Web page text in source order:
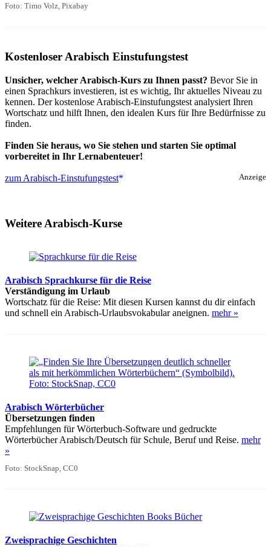
Foto: Timo Volz, Pixabay
Kostenloser Arabisch Einstufungstest
Unsicher, welcher Arabisch-Kurs zu Ihnen passt? Bevor Sie in
einen Sprachkurs investieren, ist es wichtig, Ihr aktuelles Niveau zu
kennen. Der kostenlose Arabisch-Einstufungstest analysiert Ihren
Wortschatz und hilft Ihnen, den idealen Kurs für Ihre Bedürfnisse zu
finden.
Finden Sie heraus, wo Sie stehen und starten Sie optimal
vorbereitet in Ihr Lernabenteuer!
zum Arabisch-Einstufungstest Anzeige
Weitere Arabisch-Kurse
Arabisch Sprachkurse für die Reise
Verständigung im Urlaub
Wortschatz für die Reise: Mit diesen Kursen kannst du dir einfach
und schnell ein Arabisch-Urlaubsvokabular aneignen. mehr »
Arabisch Wörterbücher
Übersetzungen finden
Empfehlungen für Wörterbuch-Software und gedruckte
Wörterbücher Arabisch/Deutsch für Schule, Beruf und Reise. mehr
»
Foto: StockSnap, CC0
Zweisprachige Geschichten